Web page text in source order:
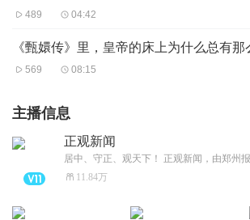
489 04:42
《甄嬛传》里，皇帝的床上为什么总有那
569 08:15
主播信息
正观新闻
11.84万